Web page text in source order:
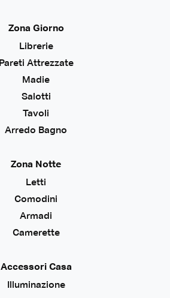
Zona Giorno
Librerie
Pareti Attrezzate
Madie
Salotti
Tavoli
Arredo Bagno
Zona Notte
Letti
Comodini
Armadi
Camerette
Accessori Casa
Illuminazione